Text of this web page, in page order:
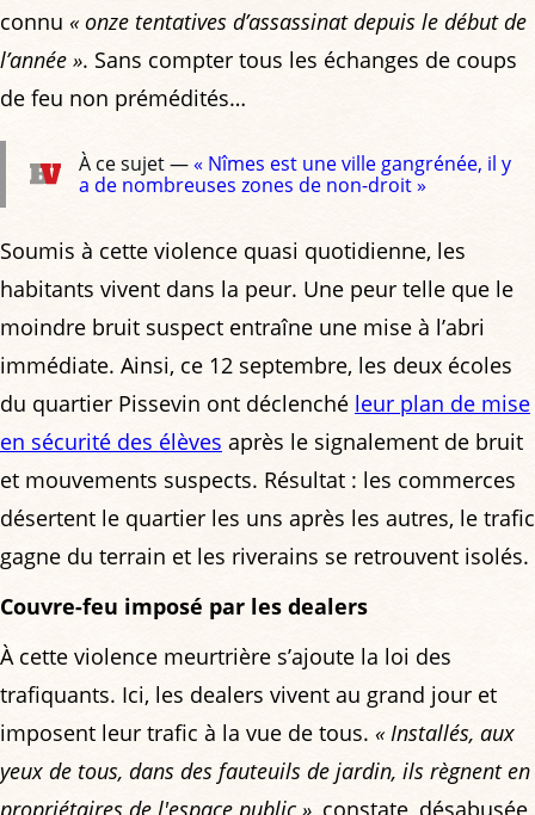
connu « onze tentatives d’assassinat depuis le début de
l’année ». Sans compter tous les échanges de coups
de feu non prémédités…
À ce sujet —« Nîmes est une ville gangrénée, il y
a de nombreuses zones de non-droit »
Soumis à cette violence quasi quotidienne, les
habitants vivent dans la peur. Une peur telle que le
moindre bruit suspect entraîne une mise à l’abri
immédiate. Ainsi, ce 12 septembre, les deux écoles
du quartier Pissevin ont déclenché leur plan de mise
en sécurité des élèves après le signalement de bruit
et mouvements suspects. Résultat : les commerces
désertent le quartier les uns après les autres, le trafic
gagne du terrain et les riverains se retrouvent isolés.
Couvre-feu imposé par les dealers
À cette violence meurtrière s’ajoute la loi des
trafiquants. Ici, les dealers vivent au grand jour et
imposent leur trafic à la vue de tous. « Installés, aux
yeux de tous, dans des fauteuils de jardin, ils règnent en